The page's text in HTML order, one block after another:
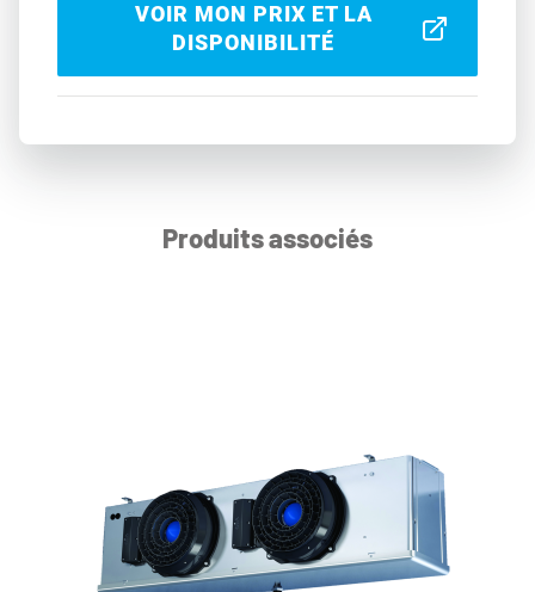
VOIR MON PRIX ET LA
DISPONIBILITÉ
Produits associés